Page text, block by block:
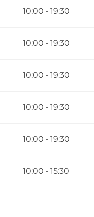
10:00 - 19:30
10:00 - 19:30
10:00 - 19:30
10:00 - 19:30
10:00 - 19:30
10:00 - 15:30